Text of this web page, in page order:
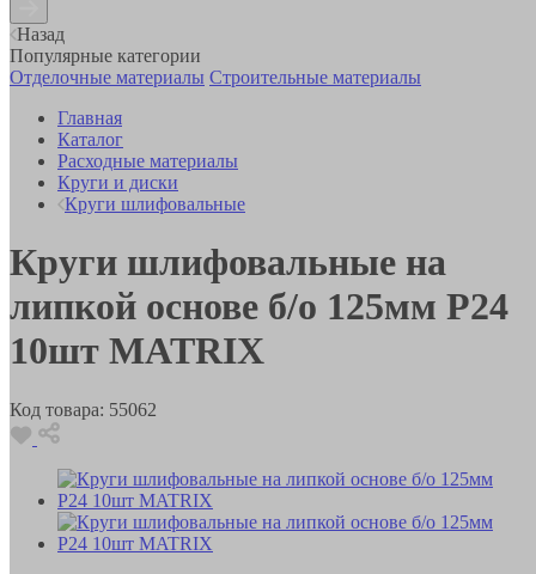
Назад
Популярные категории
Отделочные материалы Строительные материалы
Главная
Каталог
Расходные материалы
Круги и диски
Круги шлифовальные
Круги шлифовальные на
липкой основе б/о 125мм Р24
10шт MATRIX
Код товара: 55062